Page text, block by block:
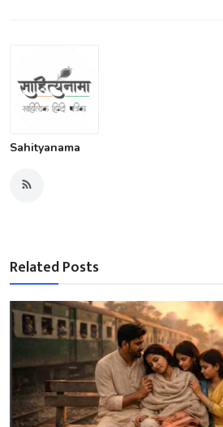
Sahityanama
Related Posts